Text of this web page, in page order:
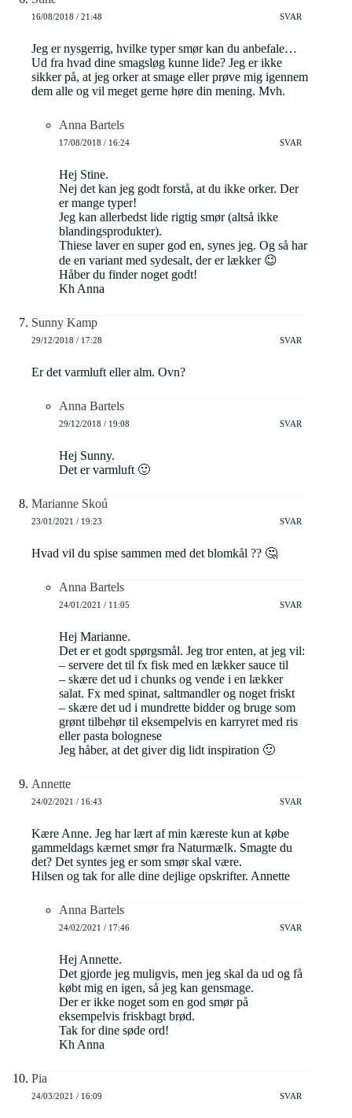
16/08/2018 / 21:48 SVAR
Jeg er nysgerrig, hvilke typer smør kan du anbefale…
Ud fra hvad dine smagsløg kunne lide? Jeg er ikke
sikker på, at jeg orker at smage eller prøve mig igennem
dem alle og vil meget gerne høre din mening. Mvh.
Anna Bartels
17/08/2018 / 16:24 SVAR
Hej Stine.
Nej det kan jeg godt forstå, at du ikke orker. Der
er mange typer!
Jeg kan allerbedst lide rigtig smør (altså ikke
blandingsprodukter).
Thiese laver en super god en, synes jeg. Og så har
de en variant med sydesalt, der er lækker 😉
Håber du finder noget godt!
Kh Anna
Sunny Kamp
29/12/2018 / 17:28 SVAR
Er det varmluft eller alm. Ovn?
Anna Bartels
29/12/2018 / 19:08 SVAR
Hej Sunny.
Det er varmluft 🙂
Marianne Skoú
23/01/2021 / 19:23 SVAR
Hvad vil du spise sammen med det blomkål ?? 🤔
Anna Bartels
24/01/2021 / 11:05 SVAR
Hej Marianne.
Det er et godt spørgsmål. Jeg tror enten, at jeg vil:
– servere det til fx fisk med en lækker sauce til
– skære det ud i chunks og vende i en lækker
salat. Fx med spinat, saltmandler og noget friskt
– skære det ud i mundrette bidder og bruge som
grønt tilbehør til eksempelvis en karryret med ris
eller pasta bolognese
Jeg håber, at det giver dig lidt inspiration 🙂
Annette
24/02/2021 / 16:43 SVAR
Kære Anne. Jeg har lært af min kæreste kun at købe
gammeldags kærnet smør fra Naturmælk. Smagte du
det? Det syntes jeg er som smør skal være.
Hilsen og tak for alle dine dejlige opskrifter. Annette
Anna Bartels
24/02/2021 / 17:46 SVAR
Hej Annette.
Det gjorde jeg muligvis, men jeg skal da ud og få
købt mig en igen, så jeg kan gensmage.
Der er ikke noget som en god smør på
eksempelvis friskbagt brød.
Tak for dine søde ord!
Kh Anna
Pia
24/03/2021 / 16:09 SVAR